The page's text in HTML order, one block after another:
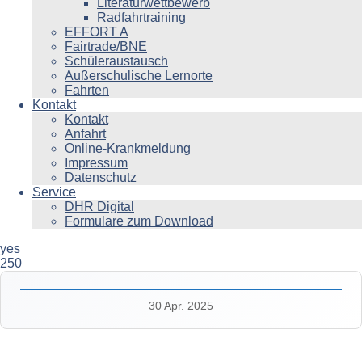
Literaturwettbewerb
Radfahrtraining
EFFORT A
Fairtrade/BNE
Schüleraustausch
Außerschulische Lernorte
Fahrten
Kontakt
Kontakt
Anfahrt
Online-Krankmeldung
Impressum
Datenschutz
Service
DHR Digital
Formulare zum Download
yes
250
30 Apr. 2025